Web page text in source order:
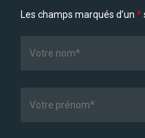
Les champs marqués d’un *